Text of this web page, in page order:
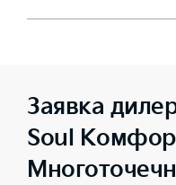
Заявка
Soul